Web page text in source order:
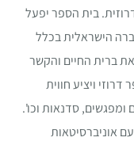
בית הספר יפעל
הישראלית בכלל
ברית החיים והקשר
ויציע חווית
ומפגשים, סדנאות וכו'.
אוניברסיטאות